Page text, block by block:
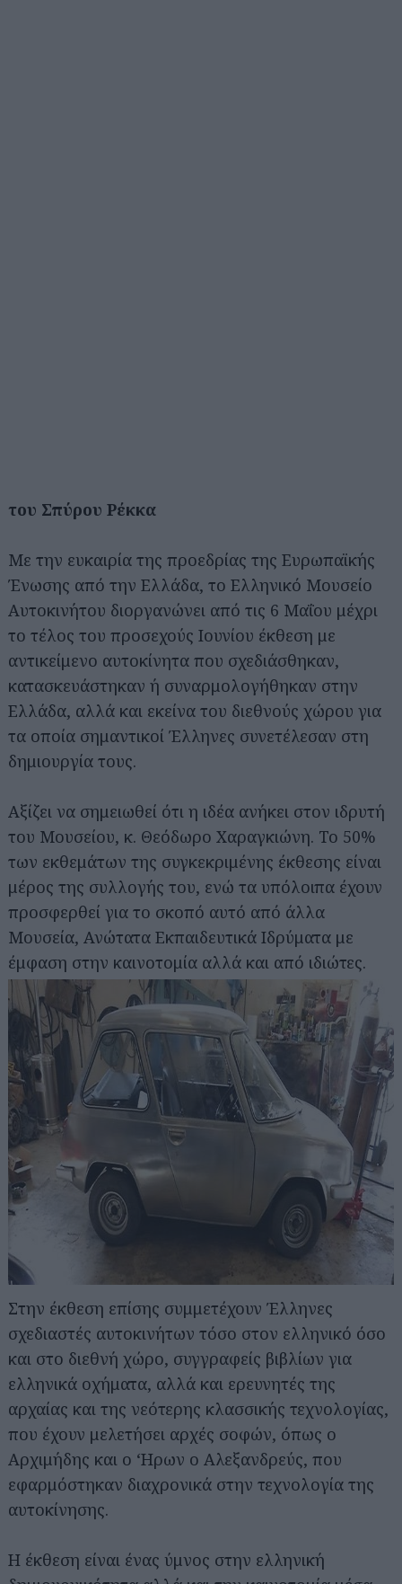
του Σπύρου Ρέκκα
Με την ευκαιρία της προεδρίας της Ευρωπαϊκής
Ένωσης από την Ελλάδα, το Ελληνικό Μουσείο
Αυτοκινήτου διοργανώνει από τις 6 Μαΐου μέχρι
το τέλος του προσεχούς Ιουνίου έκθεση με
αντικείμενο αυτοκίνητα που σχεδιάσθηκαν,
κατασκευάστηκαν ή συναρμολογήθηκαν στην
Ελλάδα, αλλά και εκείνα του διεθνούς χώρου για
τα οποία σημαντικοί Έλληνες συνετέλεσαν στη
δημιουργία τους.
Αξίζει να σημειωθεί ότι η ιδέα ανήκει στον ιδρυτή
του Μουσείου, κ. Θεόδωρο Χαραγκιώνη. To 50%
των εκθεμάτων της συγκεκριμένης έκθεσης είναι
μέρος της συλλογής του, ενώ τα υπόλοιπα έχουν
προσφερθεί για το σκοπό αυτό από άλλα
Μουσεία, Ανώτατα Εκπαιδευτικά Ιδρύματα με
έμφαση στην καινοτομία αλλά και από ιδιώτες.
Στην έκθεση επίσης συμμετέχουν Έλληνες
σχεδιαστές αυτοκινήτων τόσο στον ελληνικό όσο
και στο διεθνή χώρο, συγγραφείς βιβλίων για
ελληνικά οχήματα, αλλά και ερευνητές της
αρχαίας και της νεότερης κλασσικής τεχνολογίας,
που έχουν μελετήσει αρχές σοφών, όπως ο
Αρχιμήδης και ο ‘Ηρων ο Αλεξανδρεύς, που
εφαρμόστηκαν διαχρονικά στην τεχνολογία της
αυτοκίνησης.
Η έκθεση είναι ένας ύμνος στην ελληνική